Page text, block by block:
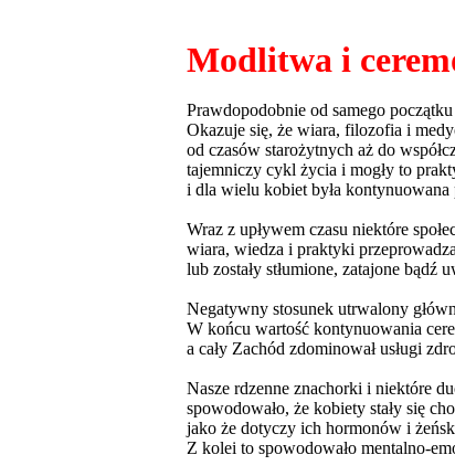
Modlitwa i
Prawdopodobnie od samego
Okazuje się, że wiara, filozofia i
od czasów starożytnych aż do
tajemniczy cykl życia i mogły to
i dla wielu kobiet była kontynuowana
Wraz z upływem czasu niektóre
wiara, wiedza i praktyki
lub zostały stłumione, zatajone bądź
Negatywny stosunek utrwalony
W końcu wartość kontynuowania
a cały Zachód zdominował usługi
Nasze rdzenne znachorki i niektóre
spowodowało, że kobiety stały się
jako że dotyczy ich hormonów i
Z kolei to spowodowało mentalno-